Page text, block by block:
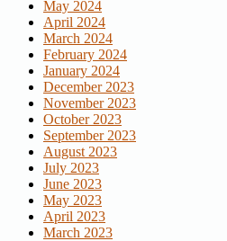
May 2024
April 2024
March 2024
February 2024
January 2024
December 2023
November 2023
October 2023
September 2023
August 2023
July 2023
June 2023
May 2023
April 2023
March 2023